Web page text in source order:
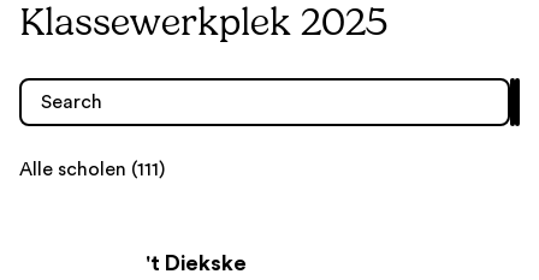
Klassewerkplek 2025
Alle scholen (111)
't Diekske